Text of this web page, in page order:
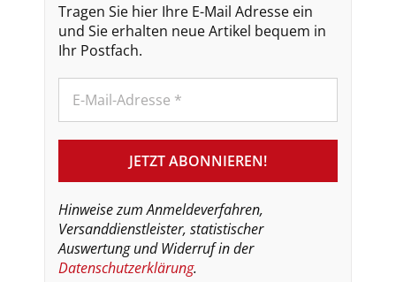
Tragen Sie hier Ihre E-Mail Adresse ein
und Sie erhalten neue Artikel bequem in
Ihr Postfach.
Hinweise zum Anmeldeverfahren,
Versanddienstleister, statistischer
Auswertung und Widerruf in der
Datenschutzerklärung.